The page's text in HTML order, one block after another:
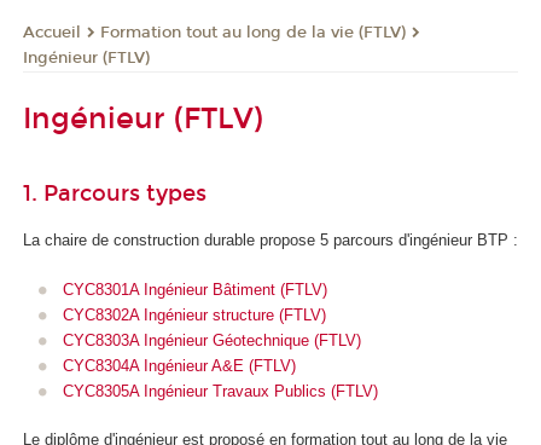
Accueil
Formation tout au long de la vie (FTLV)
Ingénieur (FTLV)
Ingénieur (FTLV)
1. Parcours types
La chaire de construction durable propose 5 parcours d'ingénieur BTP :
CYC8301A Ingénieur Bâtiment (FTLV)
CYC8302A Ingénieur structure (FTLV)
CYC8303A Ingénieur Géotechnique (FTLV)
CYC8304A Ingénieur A&E (FTLV)
CYC8305A Ingénieur Travaux Publics (FTLV)
Le diplôme d'ingénieur est proposé en formation tout au long de la vie